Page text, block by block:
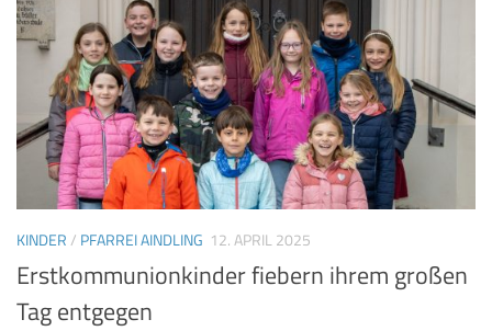
KINDER/ PFARREI AINDLING 12. APRIL 2025
Erstkommunionkinder fiebern ihrem großen
Tag entgegen